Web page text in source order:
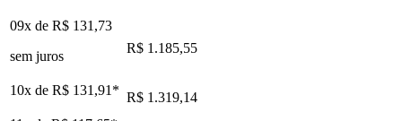
09x de R$ 131,73
sem juros
R$ 1.185,55
10x de R$ 131,91 * R$ 1.319,14